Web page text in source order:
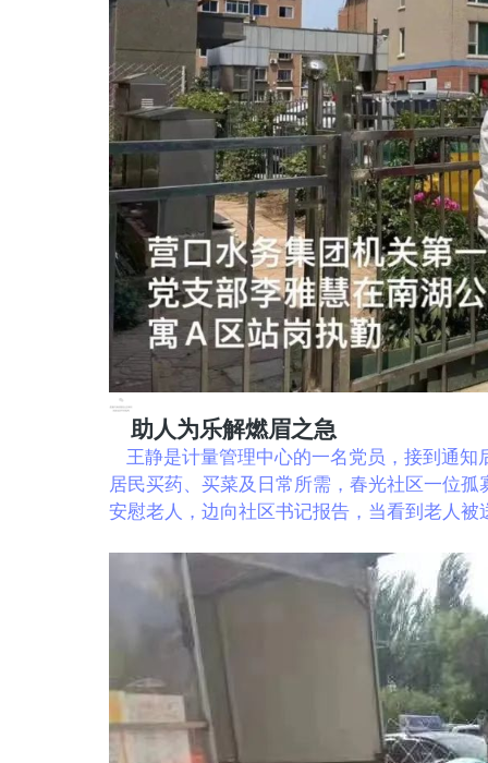
助人为乐解燃眉之急
王静是计量管理中心的一名党员，接到通知
居民买药、买菜及日常所需，春光社区一位
安慰老人，边向社区书记报告，当看到老人